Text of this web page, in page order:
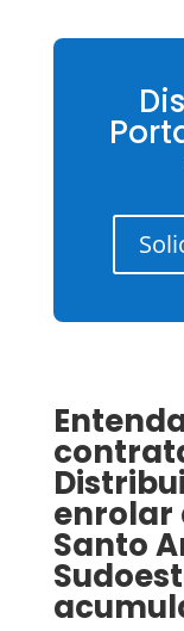
enrolar
Santo